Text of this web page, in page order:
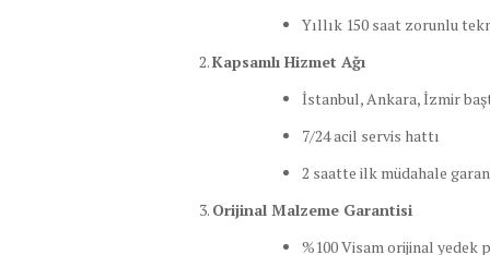
Yıllık 150 saat zorunlu
Kapsamlı Hizmet Ağı
İstanbul, Ankara, İzmir
7/24 acil servis hattı
2 saatte ilk müdahale
Orijinal Malzeme Garantisi
%100 Visam orijinal yedek